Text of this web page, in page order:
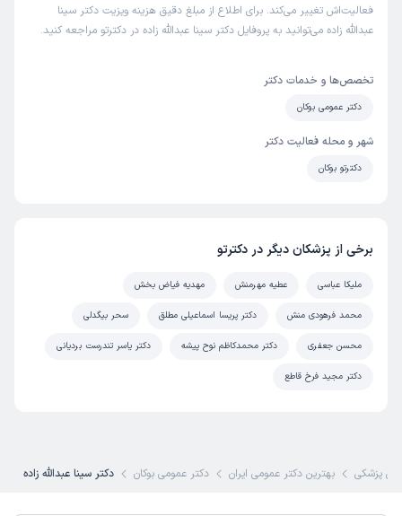
فعالیت‌اش تغییر می‌کند. برای اطلاع از مبلغ دقیق هزینه ویزیت دکتر سینا
عبدالله زاده می‌توانید به پروفایل دکتر سینا عبدالله زاده در دکترتو مراجعه کنید.
تخصص‌ها و خدمات دکتر
دکتر عمومی بوکان
شهر و محله فعالیت دکتر
دکترتو بوکان
برخی از پزشکان دیگر در دکترتو
ملیکا عباسی عطیه مهرمنش مهدیه فیاض بخش
محمد فرهودی منش دکتر پریسا اسماعیلی مطلق سحر بیگدلی
محسن جعفری دکتر محمدکاظم نوح پیشه دکتر یاسر تندرست بردیانی
دکتر مجید فرخ قاطع
پزشکی بهترین دکتر عمومی ایران دکتر عمومی بوکان دکتر سینا عبدالله زاده